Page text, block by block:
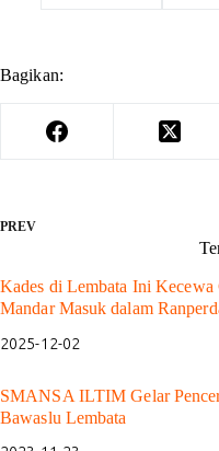
Bagikan:
PREV
Kades di Lembata Ini Kecewa
Mandar Masuk dalam
2025-12-02
SMANSA ILTIM Gelar
Bawaslu Lembata